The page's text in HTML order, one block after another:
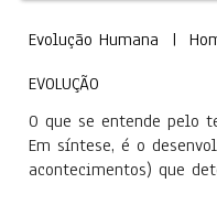
Evolução Humana |
EVOLUÇÃO
O que se entende pelo
Em síntese, é o
acontecimentos) que